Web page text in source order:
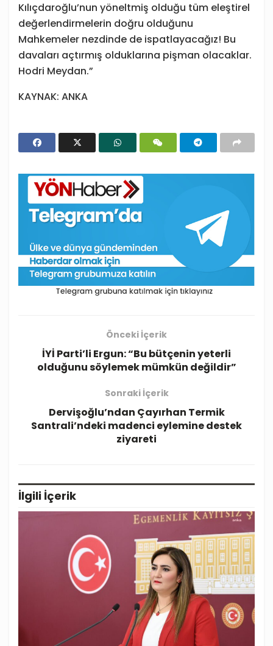
Kılıçdaroğlu’nun yöneltmiş olduğu tüm eleştirel
değerlendirmelerin doğru olduğunu
Mahkemeler nezdinde de ispatlayacağız! Bu
davaları açtırmış olduklarına pişman olacaklar.
Hodri Meydan.”
KAYNAK: ANKA
Önceki İçerik
İYİ Parti’li Ergun: “Bu bütçenin yeterli
olduğunu söylemek mümkün değildir”
Sonraki İçerik
Dervişoğlu’ndan Çayırhan Termik
Santrali’ndeki madenci eylemine destek
ziyareti
İlgili İçerik